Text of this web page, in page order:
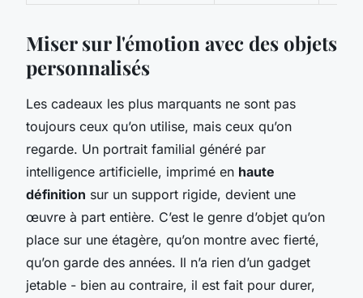
Miser sur l'émotion avec des objets
personnalisés
Les cadeaux les plus marquants ne sont pas
toujours ceux qu’on utilise, mais ceux qu’on
regarde. Un portrait familial généré par
intelligence artificielle, imprimé en haute
définition sur un support rigide, devient une
œuvre à part entière. C’est le genre d’objet qu’on
place sur une étagère, qu’on montre avec fierté,
qu’on garde des années. Il n’a rien d’un gadget
jetable - bien au contraire, il est fait pour durer,